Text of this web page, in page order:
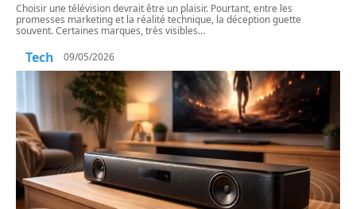
Choisir une télévision devrait être un plaisir. Pourtant, entre les
promesses marketing et la réalité technique, la déception guette
souvent. Certaines marques, très visibles…
Tech 09/05/2026